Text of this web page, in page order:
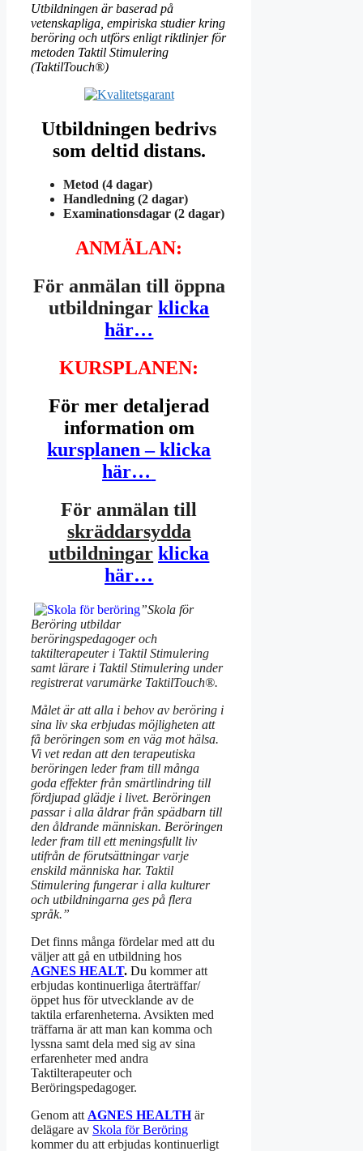
Utbildningen är baserad på
vetenskapliga, empiriska studier kring
beröring och utförs enligt riktlinjer för
metoden Taktil Stimulering
(TaktilTouch®)
Utbildningen bedrivs
som deltid distans.
Metod (4 dagar)
Handledning (2 dagar)
Examinationsdagar (2 dagar)
ANMÄLAN:
För anmälan till öppna
utbildningar klicka
här…
KURSPLANEN:
För mer detaljerad
information om
kursplanen – klicka
här…
För anmälan till
skräddarsydda
utbildningar klicka
här…
”Skola för
Beröring utbildar
beröringspedagoger och
taktilterapeuter i Taktil Stimulering
samt lärare i Taktil Stimulering under
registrerat varumärke TaktilTouch®.
Målet är att alla i behov av beröring i
sina liv ska erbjudas möjligheten att
få beröringen som en väg mot hälsa.
Vi vet redan att den terapeutiska
beröringen leder fram till många
goda effekter från smärtlindring till
fördjupad glädje i livet. Beröringen
passar i alla åldrar från spädbarn till
den åldrande människan. Beröringen
leder fram till ett meningsfullt liv
utifrån de förutsättningar varje
enskild människa har. Taktil
Stimulering fungerar i alla kulturer
och utbildningarna ges på flera
språk.”
Det finns många fördelar med att du
väljer att gå en utbildning hos
AGNES HEALT. Du kommer att
erbjudas kontinuerliga återträffar/
öppet hus för utvecklande av de
taktila erfarenheterna. Avsikten med
träffarna är att man kan komma och
lyssna samt dela med sig av sina
erfarenheter med andra
Taktilterapeuter och
Beröringspedagoger.
Genom att AGNES HEALTHär
delägare av Skola för Beröring
kommer du att erbjudas kontinuerligt